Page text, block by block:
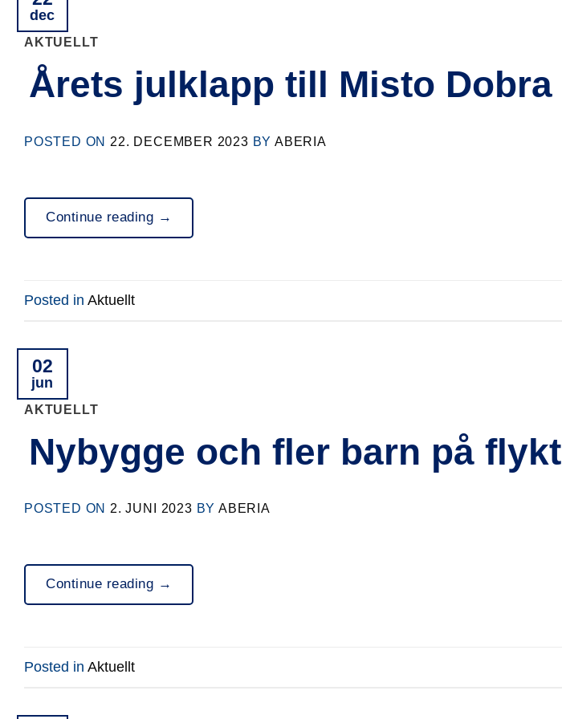
dec
AKTUELLT
Årets julklapp till Misto Dobra
POSTED ON 22. DECEMBER 2023 BY ABERIA
Continue reading →
Posted in Aktuellt
02
jun
AKTUELLT
Nybygge och fler barn på flykt
POSTED ON 2. JUNI 2023 BY ABERIA
Continue reading →
Posted in Aktuellt